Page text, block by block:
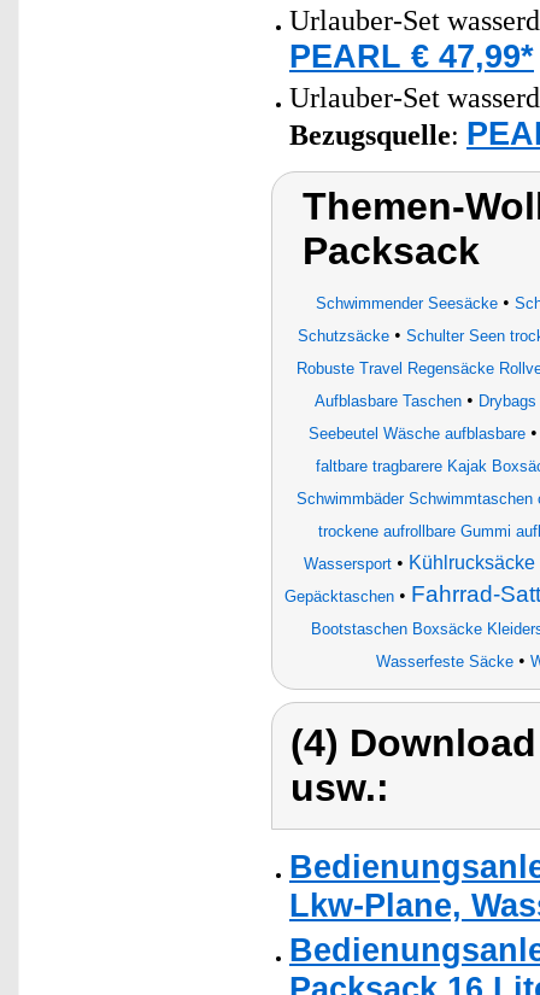
Urlauber-Set
PEARL € 47,99*
Urlauber-Set
Bezugsquelle:
Themen-
Packsack
Schwimmender Seesäcke•
Schutzsäcke• Schulter Seen
Robuste Travel Regensäcke
Aufblasbare Taschen• Drybags
Seebeutel Wäsche aufblasbare
faltbare tragbarere Kajak
Schwimmbäder Schwimmtaschen
trockene aufrollbare Gummi
Wassersport • Kühlrucksäcke
Gepäcktaschen • Fahrrad-
Bootstaschen Boxsäcke
Wasserfeste Säcke •
(4)
usw.:
Lkw-Plane,